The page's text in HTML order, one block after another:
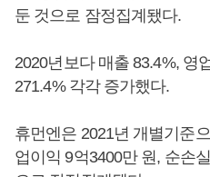
둔 것으로 잠정집계됐다.
2020년보다 매출 83.4%, 영
271.4% 각각 증가했다.
휴먼엔은 2021년 개별기준
업이익 9억3400만 원, 순손